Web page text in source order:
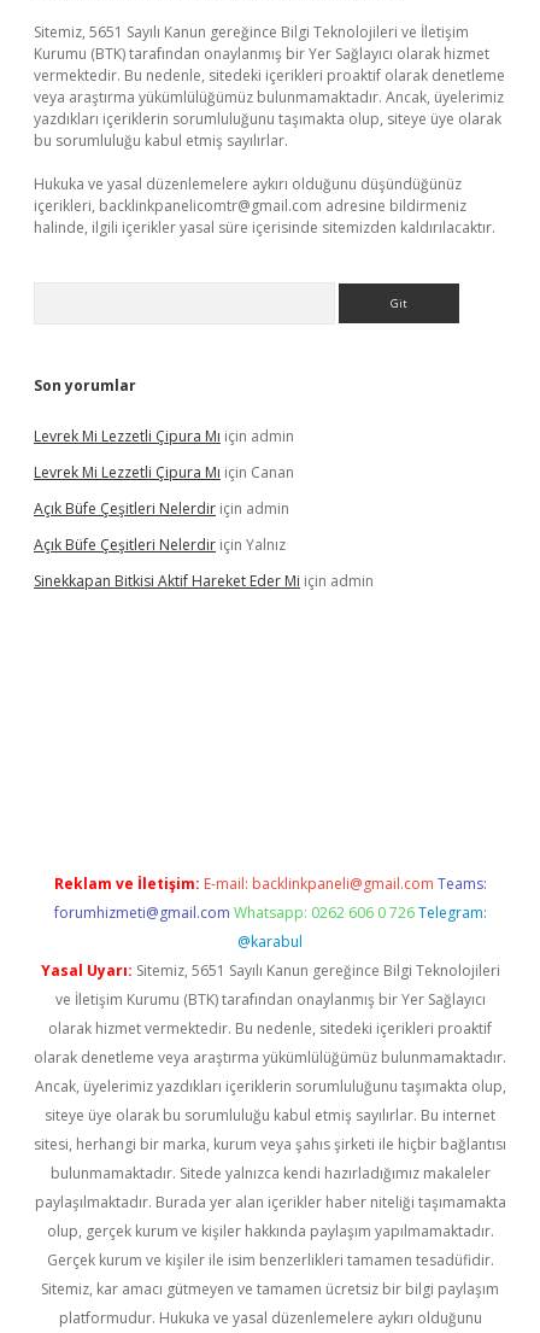
Sitemiz, 5651 Sayılı Kanun gereğince Bilgi Teknolojileri ve İletişim
Kurumu (BTK) tarafından onaylanmış bir Yer Sağlayıcı olarak hizmet
vermektedir. Bu nedenle, sitedeki içerikleri proaktif olarak denetleme
veya araştırma yükümlülüğümüz bulunmamaktadır. Ancak, üyelerimiz
yazdıkları içeriklerin sorumluluğunu taşımakta olup, siteye üye olarak
bu sorumluluğu kabul etmiş sayılırlar.
Hukuka ve yasal düzenlemelere aykırı olduğunu düşündüğünüz
içerikleri, backlinkpanelicomtr@gmail.com adresine bildirmeniz
halinde, ilgili içerikler yasal süre içerisinde sitemizden kaldırılacaktır.
Son yorumlar
Levrek Mi Lezzetli Çipura Mı için admin
Levrek Mi Lezzetli Çipura Mı için Canan
Açık Büfe Çeşitleri Nelerdir için admin
Açık Büfe Çeşitleri Nelerdir için Yalnız
Sinekkapan Bitkisi Aktif Hareket Eder Mi için admin
Reklam ve İletişim: E-mail: backlinkpaneli@gmail.com Teams:
forumhizmeti@gmail.com Whatsapp: 0262 606 0 726 Telegram:
@karabul
Yasal Uyarı: Sitemiz, 5651 Sayılı Kanun gereğince Bilgi Teknolojileri
ve İletişim Kurumu (BTK) tarafından onaylanmış bir Yer Sağlayıcı
olarak hizmet vermektedir. Bu nedenle, sitedeki içerikleri proaktif
olarak denetleme veya araştırma yükümlülüğümüz bulunmamaktadır.
Ancak, üyelerimiz yazdıkları içeriklerin sorumluluğunu taşımakta olup,
siteye üye olarak bu sorumluluğu kabul etmiş sayılırlar. Bu internet
sitesi, herhangi bir marka, kurum veya şahıs şirketi ile hiçbir bağlantısı
bulunmamaktadır. Sitede yalnızca kendi hazırladığımız makaleler
paylaşılmaktadır. Burada yer alan içerikler haber niteliği taşımamakta
olup, gerçek kurum ve kişiler hakkında paylaşım yapılmamaktadır.
Gerçek kurum ve kişiler ile isim benzerlikleri tamamen tesadüfidir.
Sitemiz, kar amacı gütmeyen ve tamamen ücretsiz bir bilgi paylaşım
platformudur. Hukuka ve yasal düzenlemelere aykırı olduğunu